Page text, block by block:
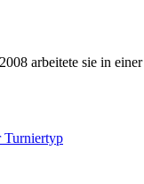
arbeitete sie in einer
Turniertyp